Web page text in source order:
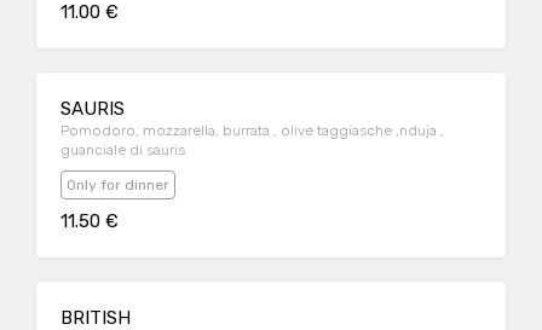
11.00 €
SAURIS
Pomodoro, mozzarella, burrata , olive taggiasche ,nduja ,
guanciale di sauris
Only for dinner
11.50 €
BRITISH